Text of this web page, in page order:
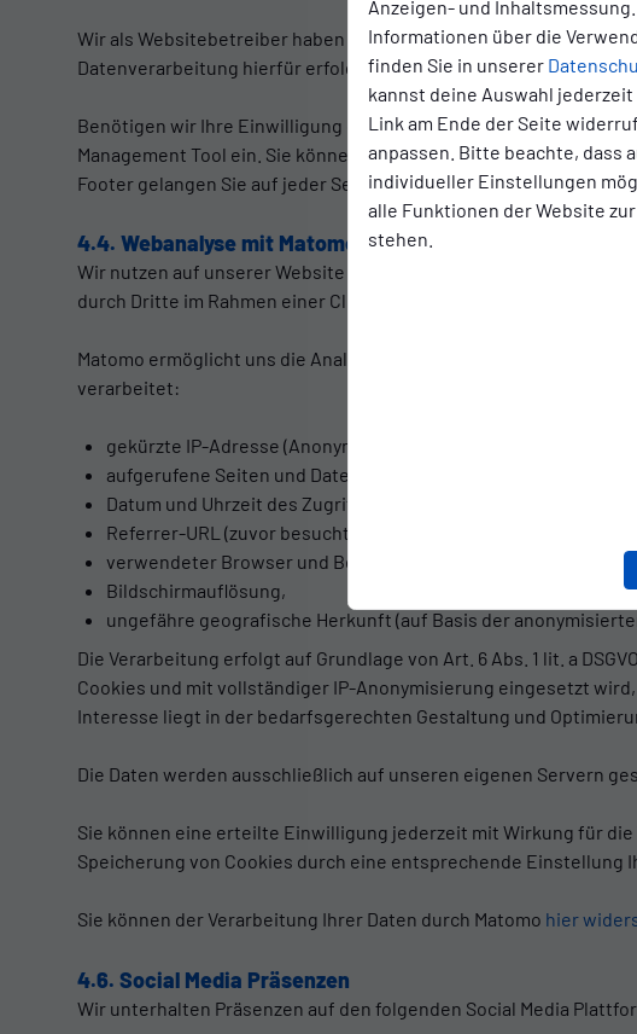
Anzeigen- und
Informationen über die
finden Sie in unserer
kannst deine Auswahl
Link am Ende der Seite
anpassen. Bitte beachte, dass
individueller Einstellungen
alle Funktionen der Website
stehen.
Wir als Websitebetreiber haben ein berechtigtes Interesse an
Datenverarbeitung hierfür erfolgt gem. Art 6 Abs. 1 lit. f DSGVO.
Benötigen wir Ihre Einwilligung gem. Art 6 Abs. 1 lit. a DSGVO
Management Tool ein. Sie können im Nachhinein Änderungen
Footer gelangen Sie auf jeder Seite unseres Webauftritts zu
4.4. Webanalyse mit Matomo (Eigenhosting)
Wir nutzen auf unserer Website das Webanalyse-Tool „Matomo“
durch Dritte im Rahmen einer Cloud-Lösung findet nicht statt.
Matomo ermöglicht uns die Analyse der Nutzung unserer
verarbeitet:
gekürzte IP-Adresse (Anonymisierung erfolgt vor der
aufgerufene Seiten und Dateien,
Datum und Uhrzeit des Zugriffs,
Referrer-URL (zuvor besuchte Seite),
verwendeter Browser und Betriebssystem,
Bildschirmauflösung,
ungefähre geografische Herkunft (auf Basis der
Die Verarbeitung erfolgt auf Grundlage von Art. 6 Abs. 1 lit. a
Cookies und mit vollständiger IP-Anonymisierung eingesetzt
Interesse liegt in der bedarfsgerechten Gestaltung und
Die Daten werden ausschließlich auf unseren eigenen Servern
Sie können eine erteilte Einwilligung jederzeit mit Wirkung für
Speicherung von Cookies durch eine entsprechende Einstellung
Sie können der Verarbeitung Ihrer Daten durch Matomo hier
4.6. Social Media Präsenzen
Wir unterhalten Präsenzen auf den folgenden Social Media